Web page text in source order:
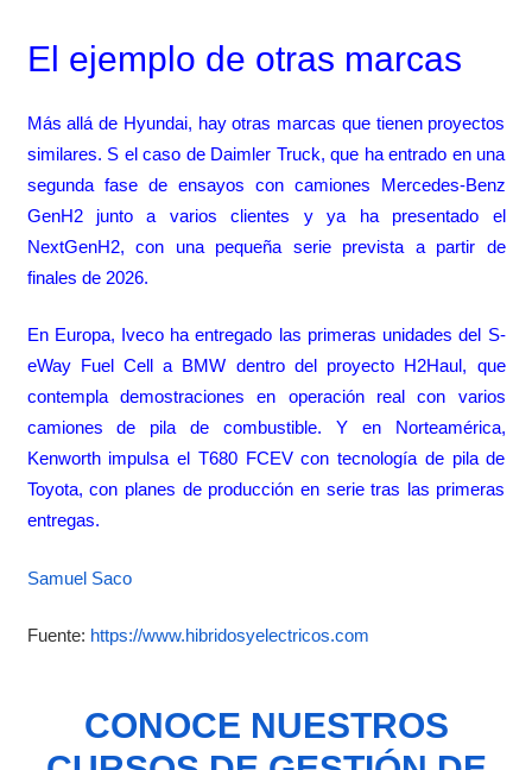
El ejemplo de otras marcas
Más allá de Hyundai, hay otras marcas que tienen proyectos
similares. S el caso de Daimler Truck, que ha entrado en una
segunda fase de ensayos con camiones Mercedes-Benz
GenH2 junto a varios clientes y ya ha presentado el
NextGenH2, con una pequeña serie prevista a partir de
finales de 2026.
En Europa, Iveco ha entregado las primeras unidades del S-
eWay Fuel Cell a BMW dentro del proyecto H2Haul, que
contempla demostraciones en operación real con varios
camiones de pila de combustible. Y en Norteamérica,
Kenworth impulsa el T680 FCEV con tecnología de pila de
Toyota, con planes de producción en serie tras las primeras
entregas.
Samuel Saco
Fuente: https://www.hibridosyelectricos.com
CONOCE NUESTROS